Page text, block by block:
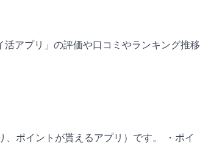
アプリ」の評価や口コミやランキング推移
ポイントが貰えるアプリ）です。 ・ポイ